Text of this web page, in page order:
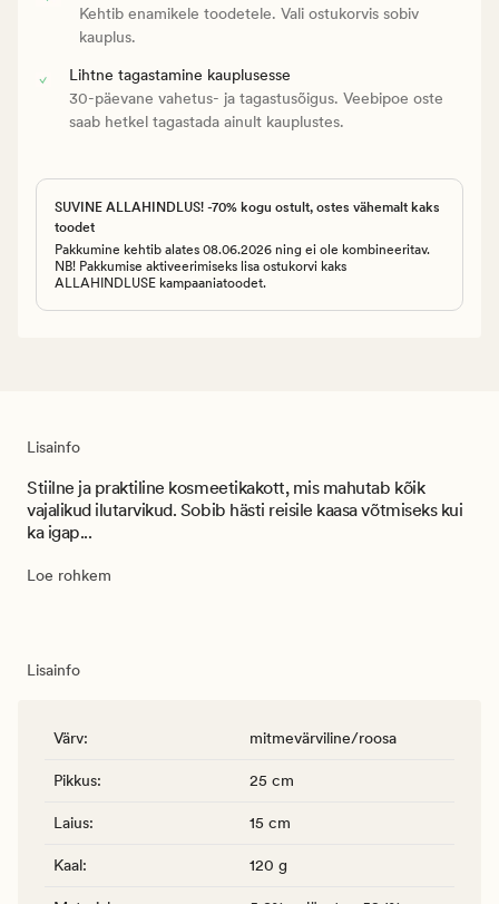
Kehtib enamikele toodetele. Vali ostukorvis sobiv
kauplus.
Lihtne tagastamine kauplusesse
30-päevane vahetus- ja tagastusõigus. Veebipoe oste
saab hetkel tagastada ainult kauplustes.
SUVINE ALLAHINDLUS! -70% kogu ostult, ostes vähemalt kaks
toodet
Pakkumine kehtib alates 08.06.2026 ning ei ole kombineeritav.
NB! Pakkumise aktiveerimiseks lisa ostukorvi kaks
ALLAHINDLUSE kampaaniatoodet.
Lisainfo
Stiilne ja praktiline kosmeetikakott, mis mahutab kõik
vajalikud ilutarvikud. Sobib hästi reisile kaasa võtmiseks kui
ka igap...
Loe rohkem
Lisainfo
Värv: mitmevärviline/roosa
Pikkus: 25 cm
Laius: 15 cm
Kaal: 120 g